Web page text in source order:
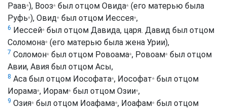
Раав*), Вооз* был отцом Овида* (его матерью была
Руфь*), Овид* был отцом Иессея*,
6 Иессей* был отцом Давида, царя. Давид был отцом
Соломона* (его матерью была жена Урии),
7 Соломон* был отцом Ровоама*, Ровоам* был отцом
Авии, Авия был отцом Асы,
8 Аса был отцом Иософата*, Иософат* был отцом
Иорама*, Иорам* был отцом Озии*,
9 Озия* был отцом Иоафама*, Иоафам* был отцом